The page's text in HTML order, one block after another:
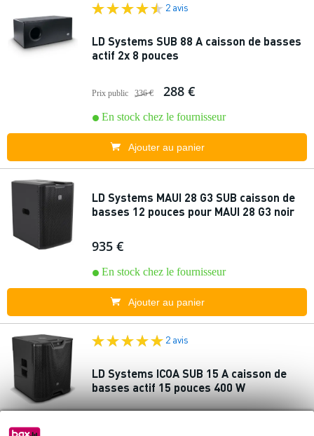
2 avis
LD Systems SUB 88 A caisson de basses
actif 2x 8 pouces
Prix public 336 € 288 €
En stock chez le fournisseur
Ajouter au panier
LD Systems MAUI 28 G3 SUB caisson de
basses 12 pouces pour MAUI 28 G3 noir
935 €
En stock chez le fournisseur
Ajouter au panier
2 avis
LD Systems ICOA SUB 15 A caisson de
basses actif 15 pouces 400 W